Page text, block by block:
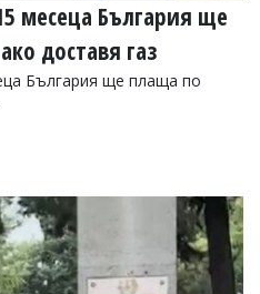
месеца България ще
доставя газ
България ще плаща по